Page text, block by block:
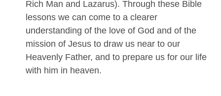
Rich Man and Lazarus). Through these Bible
lessons we can come to a clearer
understanding of the love of God and of the
mission of Jesus to draw us near to our
Heavenly Father, and to prepare us for our life
with him in heaven.